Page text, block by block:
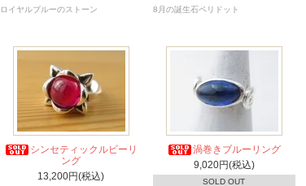
ロイヤルブルーのストーン 8月の誕生石ペリドット
シンセティックルビーリ
ング
13,200円(税込)
渦巻きブルーリング
9,020円(税込)
SOLD OUT